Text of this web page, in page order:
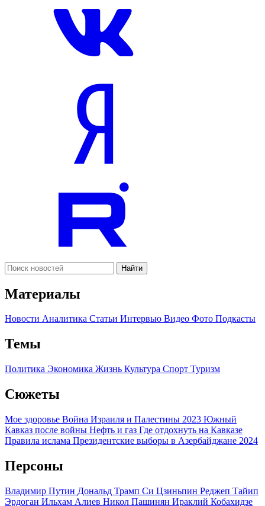
Найти
Материалы
Новости Аналитика Статьи Интервью Видео Фото Подкасты
Темы
Политика Экономика Жизнь Культура Спорт Туризм
Сюжеты
Мое здоровье Война Израиля и Палестины 2023 Южный
Кавказ после войны Нефть и газ Где отдохнуть на Кавказе
Правила ислама Президентские выборы в Азербайджане 2024
Персоны
Владимир Путин Дональд Трамп Си Цзиньпин Реджеп Тайип
Эрдоган Ильхам Алиев Никол Пашинян Ираклий Кобахидзе